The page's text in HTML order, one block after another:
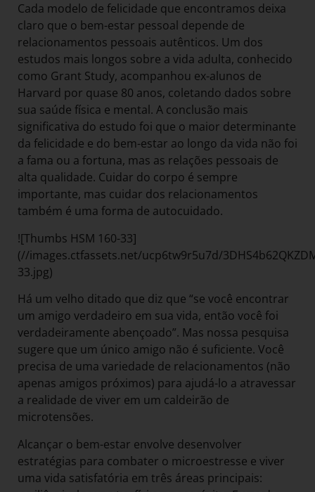
Cada modelo de felicidade que encontramos deixa
claro que o bem-estar pessoal depende de
relacionamentos pessoais autênticos. Um dos
estudos mais longos sobre a vida adulta, conhecido
como Grant Study, acompanhou ex-alunos de
Harvard por quase 80 anos, coletando dados sobre
sua saúde física e mental. A conclusão mais
significativa do estudo foi que o maior determinante
da felicidade e do bem-estar ao longo da vida não foi
a fama ou a fortuna, mas as relações pessoais de
alta qualidade. Cuidar do corpo é sempre
importante, mas cuidar dos relacionamentos
também é uma forma de autocuidado.
![Thumbs HSM 160-33]
(//images.ctfassets.net/ucp6tw9r5u7d/
33.jpg)
Há um velho ditado que diz que “se você encontrar
um amigo verdadeiro em sua vida, então você foi
verdadeiramente abençoado”. Mas nossa pesquisa
sugere que um único amigo não é suficiente. Você
precisa de uma variedade de relacionamentos (não
apenas amigos próximos) para ajudá-lo a atravessar
a realidade de viver em um caldeirão de
microtensões.
Alcançar o bem-estar envolve desenvolver
estratégias para combater o microestresse e viver
uma vida satisfatória em três áreas principais: